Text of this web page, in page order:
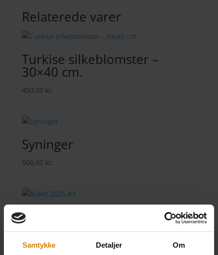
Samtykke Detaljer Om
Relaterede varer
Turkise silkeblomster –
30×40 cm.
450,00 kr.
Syninger
500,00 kr.
Buket 2025 #3
500,00kr.